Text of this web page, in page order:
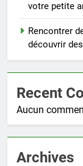
votre petite
Rencontrer
découvrir
Recent
Aucun
Archives